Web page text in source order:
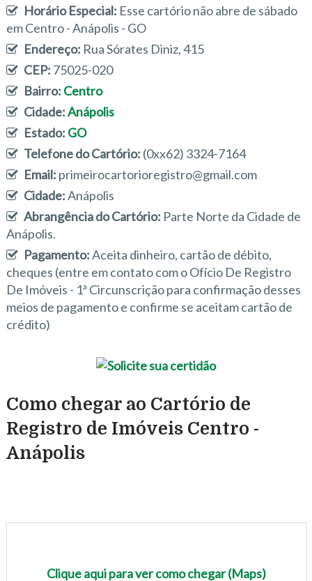
Horário Especial: Esse cartório não abre de sábado
em Centro - Anápolis - GO
Endereço: Rua Sórates Diniz, 415
CEP: 75025-020
Bairro: Centro
Cidade:Anápolis
Estado: GO
Telefone do Cartório: (0xx62) 3324-7164
Email: primeirocartorioregistro@gmail.com
Cidade:Anápolis
Abrangência do Cartório: Parte Norte da Cidade de
Anápolis.
Pagamento:Aceita dinheiro, cartão de débito,
cheques (entre em contato com o Ofício De Registro
De Imóveis - 1ª Circunscrição para confirmação desses
meios de pagamento e confirme se aceitam cartão de
crédito)
Como chegar ao Cartório de
Registro de Imóveis Centro -
Anápolis
Clique aqui para ver como chegar (Maps)